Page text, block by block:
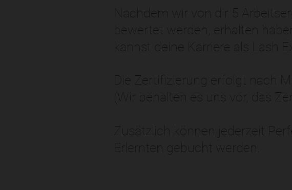
Nachdem wir von dir 5
bewertet werden, erhalten
kannst deine Karriere als Lash
Die Zertifizierung erfolgt nach
(Wir behalten es uns vor, das
Zusätzlich können jederzeit
Erlernten gebucht werden.